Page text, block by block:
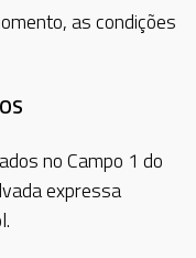
as condições
no Campo 1 do
expressa